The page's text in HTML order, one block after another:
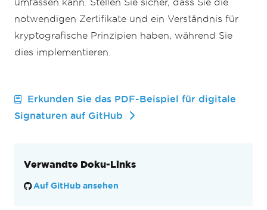
umfassen kann. Stellen Sie sicher, dass Sie die
notwendigen Zertifikate und ein Verständnis für
kryptografische Prinzipien haben, während Sie
dies implementieren.
Erkunden Sie das PDF-Beispiel für digitale
Signaturen auf GitHub
Verwandte Doku-Links
Auf GitHub ansehen